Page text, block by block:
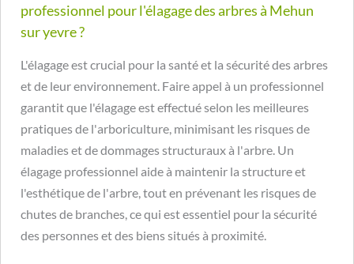
professionnel pour l'élagage des arbres à Mehun
sur yevre ?
L'élagage est crucial pour la santé et la sécurité des arbres
et de leur environnement. Faire appel à un professionnel
garantit que l'élagage est effectué selon les meilleures
pratiques de l'arboriculture, minimisant les risques de
maladies et de dommages structuraux à l'arbre. Un
élagage professionnel aide à maintenir la structure et
l'esthétique de l'arbre, tout en prévenant les risques de
chutes de branches, ce qui est essentiel pour la sécurité
des personnes et des biens situés à proximité.